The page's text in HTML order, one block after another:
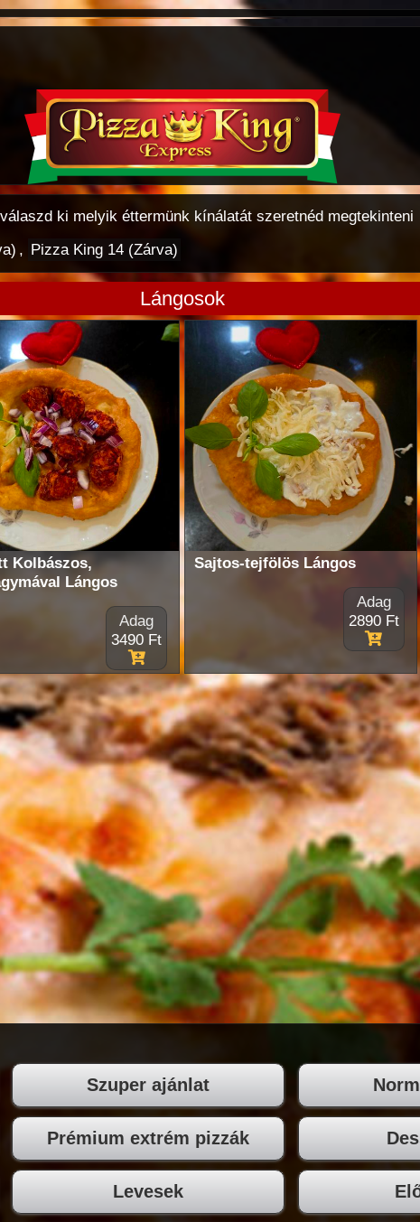
ki melyik éttermünk kínálatát szeretnéd megtekinteni
, Pizza King 14 (Zárva)
Lángosok
Kolbászos,
Lángos
Adag
3490 Ft
Sajtos-tejfölös Lángos
Adag
2890 Ft
Szuper ajánlat
Prémium extrém pizzák
Levesek